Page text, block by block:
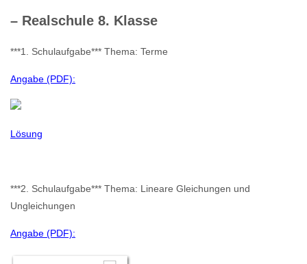
– Realschule 8. Klasse
***1. Schulaufgabe*** Thema: Terme
Angabe (PDF):
Lösung
***2. Schulaufgabe*** Thema: Lineare Gleichungen und
Ungleichungen
Angabe (PDF):